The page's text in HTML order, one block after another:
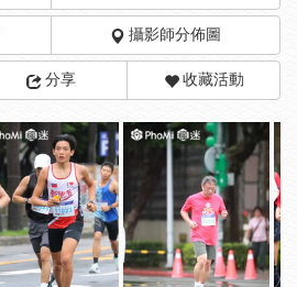
攝影師分佈圖
分享 收藏活動